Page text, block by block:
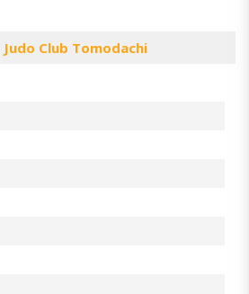
Judo Club Tomodachi